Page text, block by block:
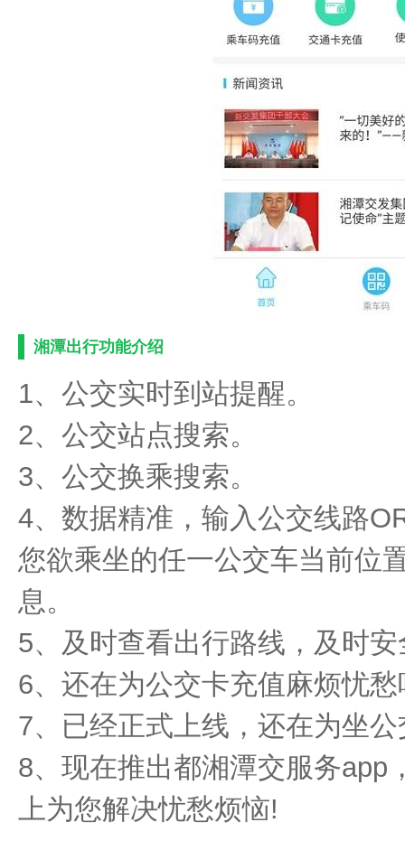
湘潭出行功能介绍
1、公交实时到站提醒。
2、公交站点搜索。
3、公交换乘搜索。
4、数据精准，输入公交线路
您欲乘坐的任一公交车当前位
息。
5、及时查看出行路线，及时
6、还在为公交卡充值麻烦忧愁
7、已经正式上线，还在为坐
8、现在推出都湘潭交服务app
上为您解决忧愁烦恼!